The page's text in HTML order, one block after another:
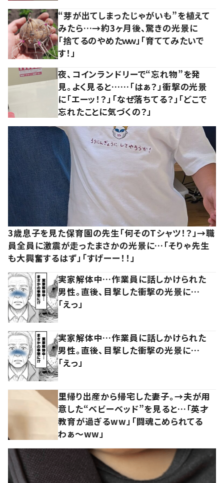
“芽が出てしまったじゃがいも”を植えて
みたら…→約3ヶ月後、驚きの光景に
「捨てるのやめたｗｗ」「育ててみたいで
す！」
夜、コインランドリーで“忘れ物”を発
見。よく見ると……「はぁ？」衝撃の光景
に「エーッ！？」「なぜ落ちてる？」「どこで
忘れたことに気づくの？」
3歳息子を見た保育園の先生「何そのTシャツ！？」→職
員全員に激震が走ったまさかの光景に…「そりゃ先生
も大興奮するはず」「すげーー！！」
実家解体中…作業員に話しかけられた
男性。直後、目撃した衝撃の光景に…
「えっ」
実家解体中…作業員に話しかけられた
男性。直後、目撃した衝撃の光景に…
「えっ」
里帰り出産から帰宅した妻子。→夫が用
意した“ベビーベッド”を見ると…「英才
教育が過ぎるww」「闘魂こめられてる
わぁ～ww」